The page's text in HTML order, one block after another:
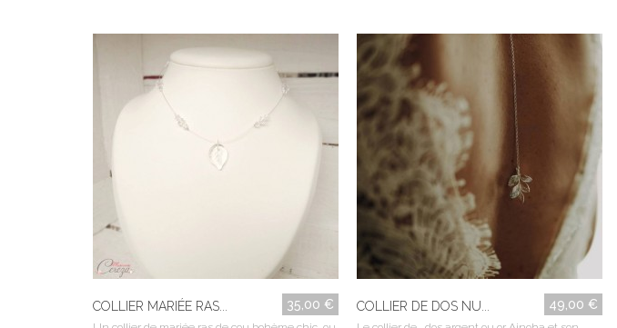
COLLIER MARIÉE RAS... 35,00 € COLLIER DE DOS NU... 49,00 €